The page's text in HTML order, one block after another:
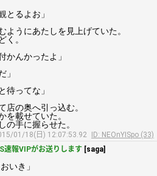
るよお」
ようにあたしを見上げていた。
く。
んかったよ」
」
ってな」
店の奥へ引っ込む。
を載せていた。
の手に握らせた。
01/18(日) 12:07:53.92
ID: NEOnYISpo (33)
速報VIPがお送りします [saga]
いき」